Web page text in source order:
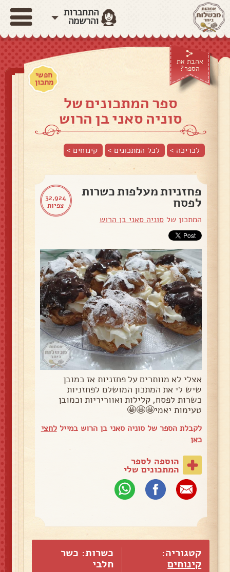
התחברות
והרשמה
אהבת את
הספר?
חפשי
מתכון
ספר המתכונים של
סוניה סאני בן הרוש
לכריכה > לכל המתכונים > קינוחים>
32,924
צפיות
פחזניות מעלפות כשרות
לפסח
המתכון שלסוניה סאני בן הרוש
אצלי לא מוותרים על פחזניות אז כמובן
שיש לי את המתכון המושלם לפחזניות
כשרות לפסח, קלילות ואווריריות וכמובן
טעימות יאמי🤩🤩🤩
לקבלת הספר של סוניה סאני בן הרוש במייללחצי
כאן
הוספה לספר
המתכונים שלי
קטגוריה:
קינוחים
כשרות: כשר
חלבי